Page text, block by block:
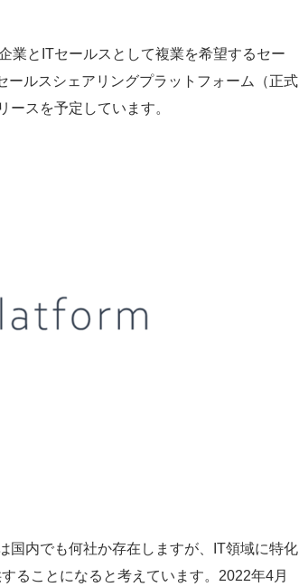
業とITセールスとして複業を希望するセー
ールスシェアリングプラットフォーム（正式
スを予定しています。
国内でも何社か存在しますが、IT領域に特化
ることになると考えています。2022年4月